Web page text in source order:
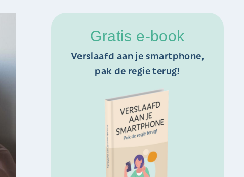
Gratis e-book
Verslaafd aan je smartphone,
pak de regie terug!